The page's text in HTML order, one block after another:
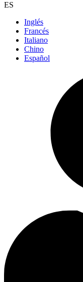
ES
Inglés
Francés
Italiano
Chino
Español